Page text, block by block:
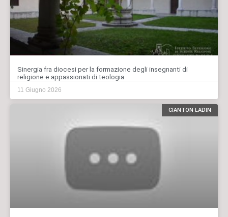
Sinergia fra diocesi per la formazione degli insegnanti di
religione e appassionati di teologia
11 Giugno 2026
CIANTON LADIN